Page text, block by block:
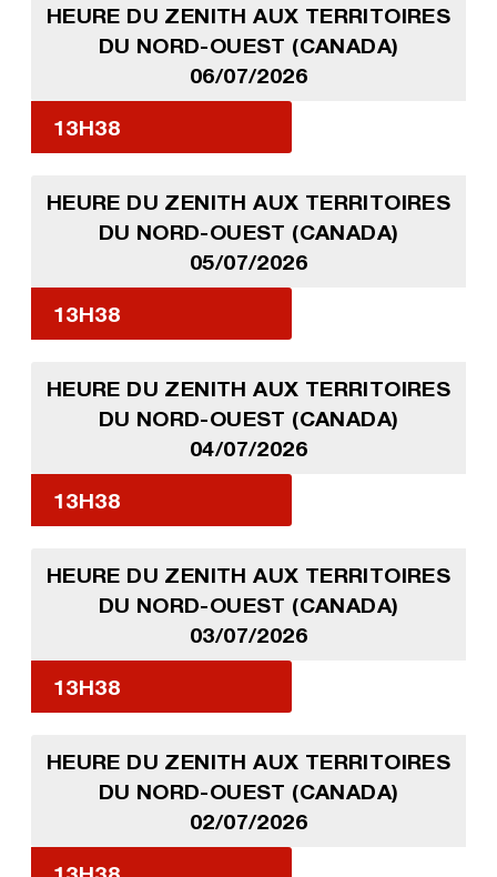
HEURE DU ZENITH AUX TERRITOIRES
DU NORD-OUEST (CANADA)
06/07/2026
13H38
HEURE DU ZENITH AUX TERRITOIRES
DU NORD-OUEST (CANADA)
05/07/2026
13H38
HEURE DU ZENITH AUX TERRITOIRES
DU NORD-OUEST (CANADA)
04/07/2026
13H38
HEURE DU ZENITH AUX TERRITOIRES
DU NORD-OUEST (CANADA)
03/07/2026
13H38
HEURE DU ZENITH AUX TERRITOIRES
DU NORD-OUEST (CANADA)
02/07/2026